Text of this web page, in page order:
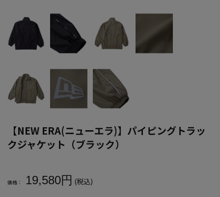
【NEW ERA(ニューエラ)】パイピングトラッ
クジャケット（ブラック）
価格： 19,580円 (税込)